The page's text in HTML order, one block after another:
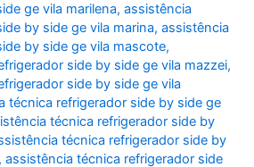
ge vila marilena,assistência
by side ge vila marina,assistência
by side ge vila mascote,
side by side ge vila mazzei,
side by side ge vila
técnica refrigerador side by side ge
técnica refrigerador side by
técnica refrigerador side by
,assistência técnica refrigerador side